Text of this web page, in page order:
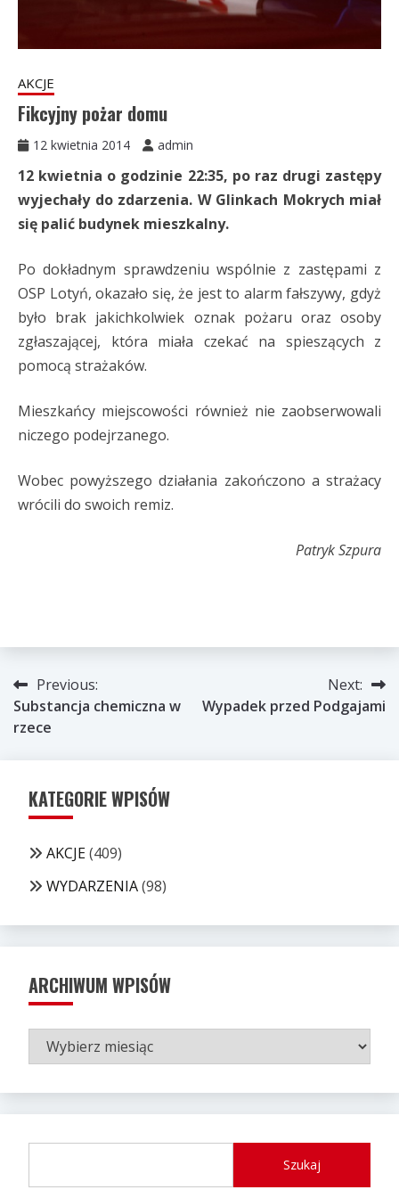
AKCJE
Fikcyjny pożar domu
12 kwietnia 2014 admin
12 kwietnia o godzinie 22:35, po raz drugi zastępy
wyjechały do zdarzenia. W Glinkach Mokrych miał
się palić budynek mieszkalny.
Po dokładnym sprawdzeniu wspólnie z zastępami z
OSP Lotyń, okazało się, że jest to alarm fałszywy, gdyż
było brak jakichkolwiek oznak pożaru oraz osoby
zgłaszającej, która miała czekać na spieszących z
pomocą strażaków.
Mieszkańcy miejscowości również nie zaobserwowali
niczego podejrzanego.
Wobec powyższego działania zakończono a strażacy
wrócili do swoich remiz.
Patryk Szpura
Nawigacja
wpisu
Previous:
Substancja chemiczna w
rzece
Next:
Wypadek przed Podgajami
KATEGORIE WPISÓW
AKCJE(409)
WYDARZENIA(98)
ARCHIWUM WPISÓW
ARCHIWUM
WPISÓW
Szukaj